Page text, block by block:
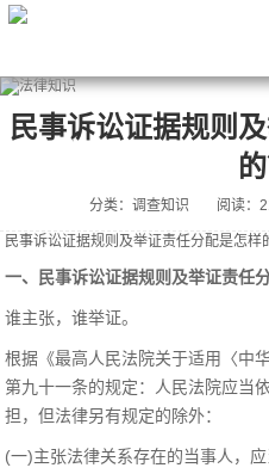
民事诉讼证据规则
的
分类：调查知识 阅读：
民事诉讼证据规则及举证责任分配是怎样
一、民事诉讼证据规则及举证责任
谁主张，谁举证。
根据《最高人民法院关于适用〈中
第九十一条的规定：人民法院应当
担，但法律另有规定的除外：
(一)主张法律关系存在的当事人，